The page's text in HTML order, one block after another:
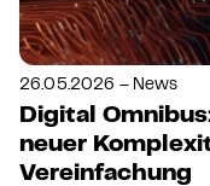
26.05.2026 – News
Digital
neuer
Vereinfachung